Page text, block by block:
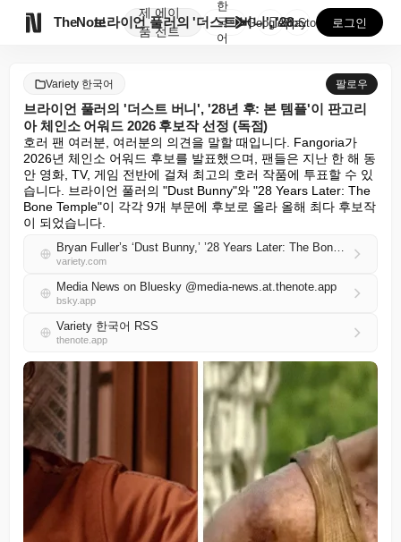
TheNote
제
품
에이
전트
브라이언 풀러의 '더스트 버니', '28년 후: 본 템...
한
국
어
GooglePlay
AppStore 로그인
Variety 한국어 팔로우
브라이언 풀러의 '더스트 버니', '28년 후: 본 템플'이 판고리
아 체인소 어워드 2026 후보작 선정 (독점)
호러 팬 여러분, 여러분의 의견을 말할 때입니다. Fangoria가
2026년 체인소 어워드 후보를 발표했으며, 팬들은 지난 한 해 동
안 영화, TV, 게임 전반에 걸쳐 최고의 호러 작품에 투표할 수 있
습니다. 브라이언 풀러의 "Dust Bunny"와 "28 Years Later: The
Bone Temple"이 각각 9개 부문에 후보로 올라 올해 최다 후보작
이 되었습니다.
Bryan Fuller’s ‘Dust Bunny,’ ’28 Years Later: The Bone Temple’ Lead Fangoria Chainsaw Awards 2026 Nominees (EXCLUSIVE)
variety.com
Media News on Bluesky @media-news.at.thenote.app
bsky.app
Variety 한국어 RSS
thenote.app